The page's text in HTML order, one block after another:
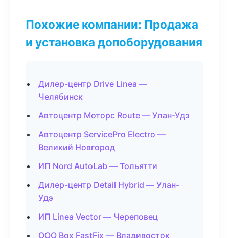
Похожие компании: Продажа
и установка допоборудования
Дилер-центр Drive Linea —
Челябинск
Автоцентр Моторс Route — Улан-Удэ
Автоцентр ServicePro Electro —
Великий Новгород
ИП Nord AutoLab — Тольятти
Дилер-центр Detail Hybrid — Улан-
Удэ
ИП Linea Vector — Череповец
ООО Box FastFix — Владивосток